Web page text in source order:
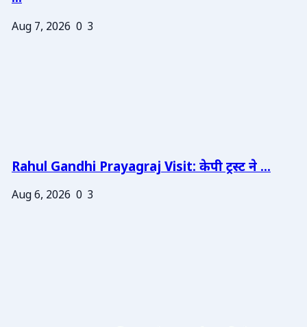
Aug 7, 2026 0 3
Rahul Gandhi Prayagraj Visit: केपी ट्रस्ट ने ...
Aug 6, 2026 0 3